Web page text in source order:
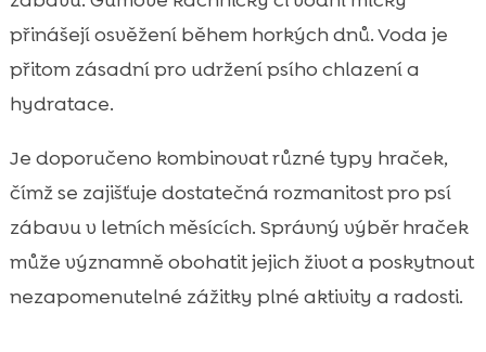
přinášejí osvěžení během horkých dnů. Voda je
přitom zásadní pro udržení psího chlazení a
hydratace.
Je doporučeno kombinovat různé typy hraček,
čímž se zajišťuje dostatečná rozmanitost pro psí
zábavu v letních měsících. Správný výběr hraček
může významně obohatit jejich život a poskytnout
nezapomenutelné zážitky plné aktivity a radosti.